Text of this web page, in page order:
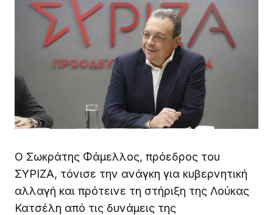
Ο Σωκράτης Φάμελλος, πρόεδρος του
ΣΥΡΙΖΑ, τόνισε την ανάγκη για κυβερνητική
αλλαγή και πρότεινε τη στήριξη της Λούκας
Κατσέλη από τις δυνάμεις της